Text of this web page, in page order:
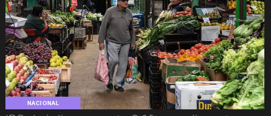
NACIONAL